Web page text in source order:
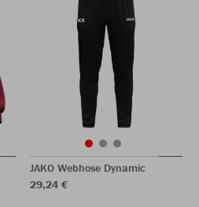
JAKO Webhose Dynamic
29,24 €